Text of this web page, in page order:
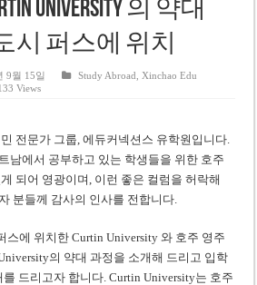
룹 계열사 경영에 첫 등장
분 전량 2억7000만 달러에 매각
목표 자신…부동산 대출 비율 13% 고수
자’ 호언장담 메콜로르 회장 체포
공개 기준·절차 명확화
University 의 약대
시 퍼스에 위치
9월 15일 Study Abroad
Xinchao Edu
Views
전문가 그룹, 에듀커넥션스 유학원입니다.
남에서 공부하고 있는 학생들을 위한 호주
되어 영광이며, 이런 좋은 컬럼을 허락해
분들께 감사의 인사를 전합니다.
스에 위치한 Curtin University 와 호주 영주
의 약대 과정을 소개해 드리고 입학
드리고자 합니다. Curtin University는 호주